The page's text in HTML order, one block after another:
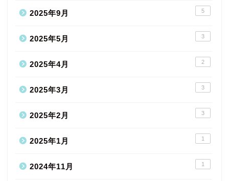
2025年9月 5
2025年5月 3
2025年4月 2
2025年3月 3
2025年2月 3
2025年1月 1
2024年11月 1